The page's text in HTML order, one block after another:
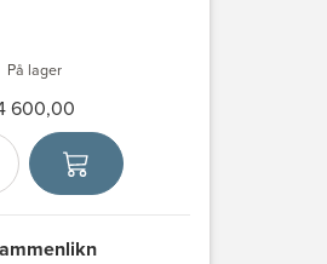
På lager
600,00
Antall
Velg enhet